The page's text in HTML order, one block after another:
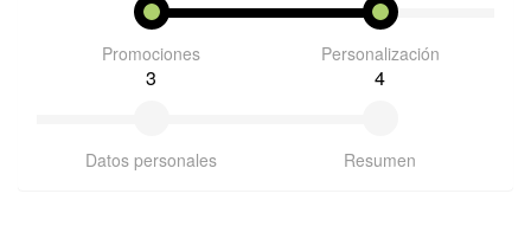
Promociones Personalización
3
Datos personales
4
Resumen